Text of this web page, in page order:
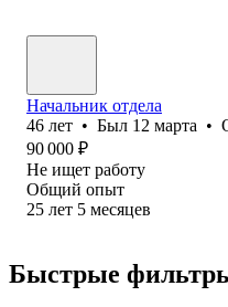
Начальник отдела
46 лет • Был 12 марта •
90 000 ₽
Не ищет работу
Общий опыт
25 лет 5 месяцев
Быстрые